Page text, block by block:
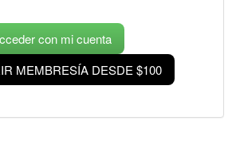
con mi cuenta
MEMBRESÍA DESDE $100